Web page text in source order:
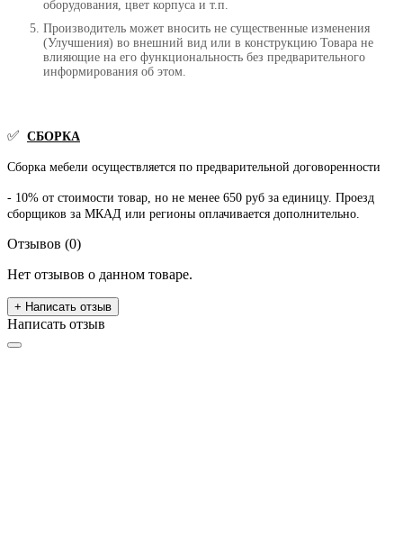
оборудования, цвет корпуса и т.п.
Производитель может вносить не существенные изменения
(Улучшения) во внешний вид или в конструкцию Товара не
влияющие на его функциональность без предварительного
информирования об этом.
✅ СБОРКА
Сборка мебели осуществляется по предварительной договоренности
- 10% от стоимости товар, но не менее 650 руб за единицу. Проезд
сборщиков за МКАД или регионы оплачивается дополнительно.
Отзывов (0)
Нет отзывов о данном товаре.
+ Написать отзыв
Написать отзыв